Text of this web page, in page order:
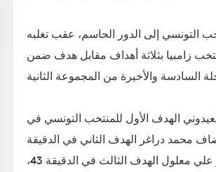
التونسي إلى الدور الحاسم، عقب تغلبه
زامبيا بثلاثة أهداف مقابل هدف ضمن
الهدف الأول للمنتخب التونسي في
18، وأضاف محمد دراغر الهدف الثاني في الدقيقة
31 قبل أن يحرز علي معلول الهدف الثالث في الدقيقة 43،